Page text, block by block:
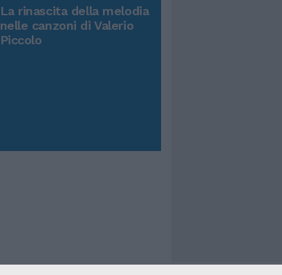
La rinascita della melodia
nelle canzoni di Valerio
Piccolo